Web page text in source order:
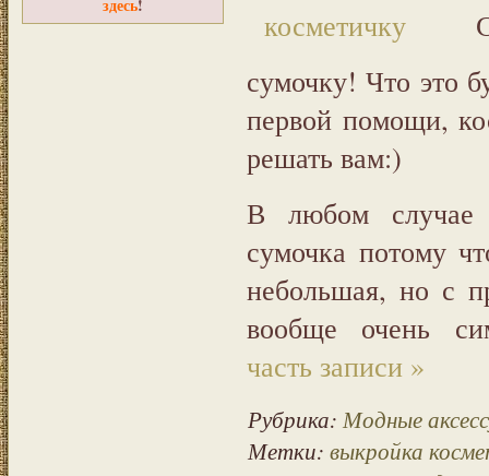
здесь!
сумочку! Что это
первой помощи,
решать вам:)
В любом случае
сумочка потому
небольшая, но с
вообще очень
часть записи »
Рубрика: Модные
Метки: выкройка